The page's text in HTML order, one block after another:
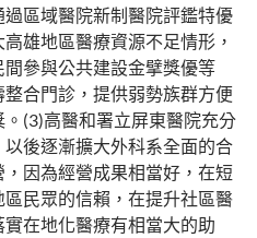
區域醫院新制醫院評鑑特優
雄地區醫療資源不足情形，
參與公共建設金擘獎優等
合門診，提供弱勢族群方便
(3)高醫和署立屏東醫院充分
後逐漸擴大外科系全面的合
因為經營成果相當好，在短
民眾的信賴，在提升社區醫
在地化醫療有相當大的助